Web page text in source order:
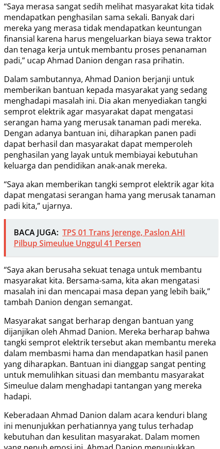
“Saya merasa sangat sedih melihat masyarakat kita tidak
mendapatkan penghasilan sama sekali. Banyak dari
mereka yang merasa tidak mendapatkan keuntungan
finansial karena harus mengeluarkan biaya sewa traktor
dan tenaga kerja untuk membantu proses penanaman
padi,” ucap Ahmad Danion dengan rasa prihatin.
Dalam sambutannya, Ahmad Danion berjanji untuk
memberikan bantuan kepada masyarakat yang sedang
menghadapi masalah ini. Dia akan menyediakan tangki
semprot elektrik agar masyarakat dapat mengatasi
serangan hama yang merusak tanaman padi mereka.
Dengan adanya bantuan ini, diharapkan panen padi
dapat berhasil dan masyarakat dapat memperoleh
penghasilan yang layak untuk membiayai kebutuhan
keluarga dan pendidikan anak-anak mereka.
“Saya akan memberikan tangki semprot elektrik agar kita
dapat mengatasi serangan hama yang merusak tanaman
padi kita,” ujarnya.
BACA JUGA: TPS 01 Trans Jerenge, Paslon AHI
Pilbup Simeulue Unggul 41 Persen
“Saya akan berusaha sekuat tenaga untuk membantu
masyarakat kita. Bersama-sama, kita akan mengatasi
masalah ini dan mencapai masa depan yang lebih baik,”
tambah Danion dengan semangat.
Masyarakat sangat berharap dengan bantuan yang
dijanjikan oleh Ahmad Danion. Mereka berharap bahwa
tangki semprot elektrik tersebut akan membantu mereka
dalam membasmi hama dan mendapatkan hasil panen
yang diharapkan. Bantuan ini dianggap sangat penting
untuk memulihkan situasi dan membantu masyarakat
Simeulue dalam menghadapi tantangan yang mereka
hadapi.
Keberadaan Ahmad Danion dalam acara kenduri blang
ini menunjukkan perhatiannya yang tulus terhadap
kebutuhan dan kesulitan masyarakat. Dalam momen